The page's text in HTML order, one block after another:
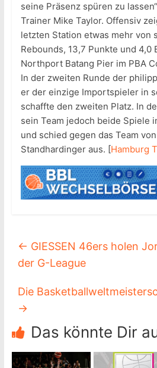
seine Präsenz spüren zu
Trainer Mike Taylor. Offensiv
letzten Station etwas mehr von
Rebounds, 13,7 Punkte und
Northport Batang Pier im PBA
In der zweiten Runde der
er der einzige Importspieler in
schaffte den zweiten Platz. In
sein Team jedoch beide Spiele
und schied gegen das Team
Standhardinger aus. [Hamburg
← GIESSEN 46ers holen
der G-League
Die
→
Das könnte Dir